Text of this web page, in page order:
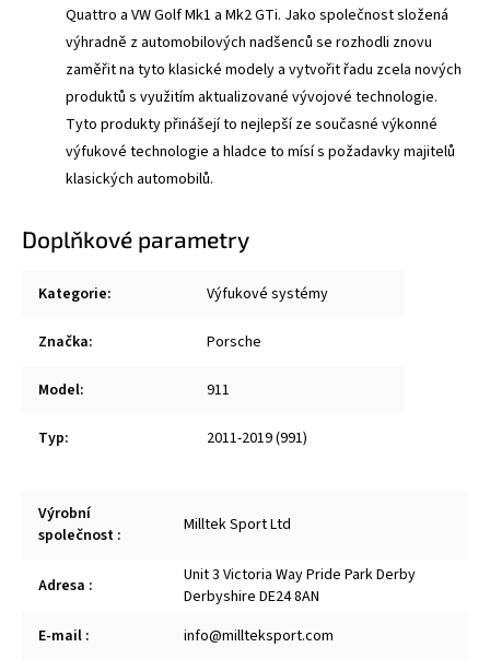
Quattro a VW Golf Mk1 a Mk2 GTi. Jako společnost složená
výhradně z automobilových nadšenců se rozhodli znovu
zaměřit na tyto klasické modely a vytvořit řadu zcela nových
produktů s využitím aktualizované vývojové technologie.
Tyto produkty přinášejí to nejlepší ze současné výkonné
výfukové technologie a hladce to mísí s požadavky majitelů
klasických automobilů.
Doplňkové parametry
Kategorie: Výfukové systémy
Značka: Porsche
Model: 911
Typ: 2011-2019 (991)
Výrobní
společnost : Milltek Sport Ltd
Adresa :
Unit 3 Victoria Way Pride Park Derby
Derbyshire DE24 8AN
E-mail : info@millteksport.com